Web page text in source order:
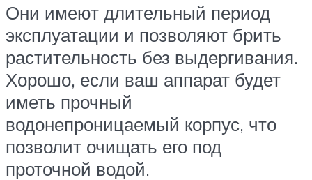
Они имеют длительный период
эксплуатации и позволяют брить
растительность без выдергивания.
Хорошо, если ваш аппарат будет
иметь прочный
водонепроницаемый корпус, что
позволит очищать его под
проточной водой.